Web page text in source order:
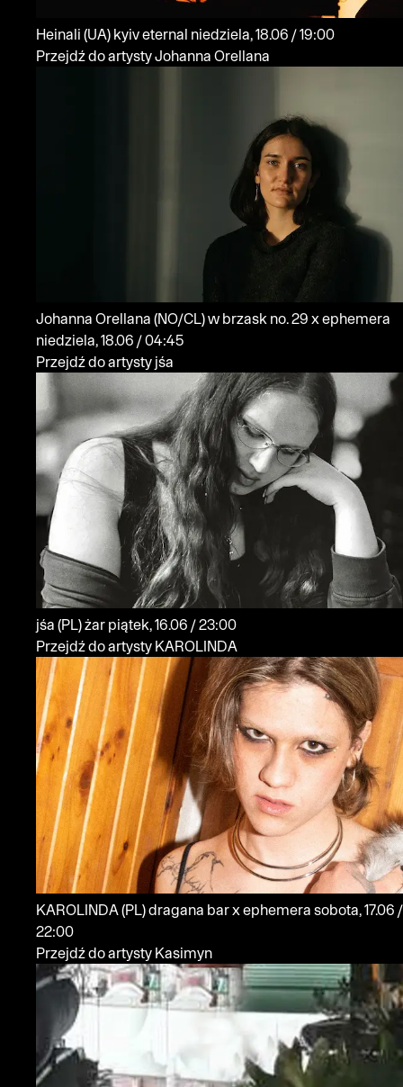
Heinali (UA) kyiv eternal
niedziela, 18.06 / 19:00
Przejdź do artysty Johanna Orellana
Johanna Orellana (NO/CL)w brzask no. 29 x ephemera
niedziela, 18.06 / 04:45
Przejdź do artysty jśa
jśa (PL)żar
piątek, 16.06 / 23:00
Przejdź do artysty KAROLINDA
KAROLINDA (PL)dragana bar x ephemera sobota, 17.06 /
22:00
Przejdź do artysty Kasimyn